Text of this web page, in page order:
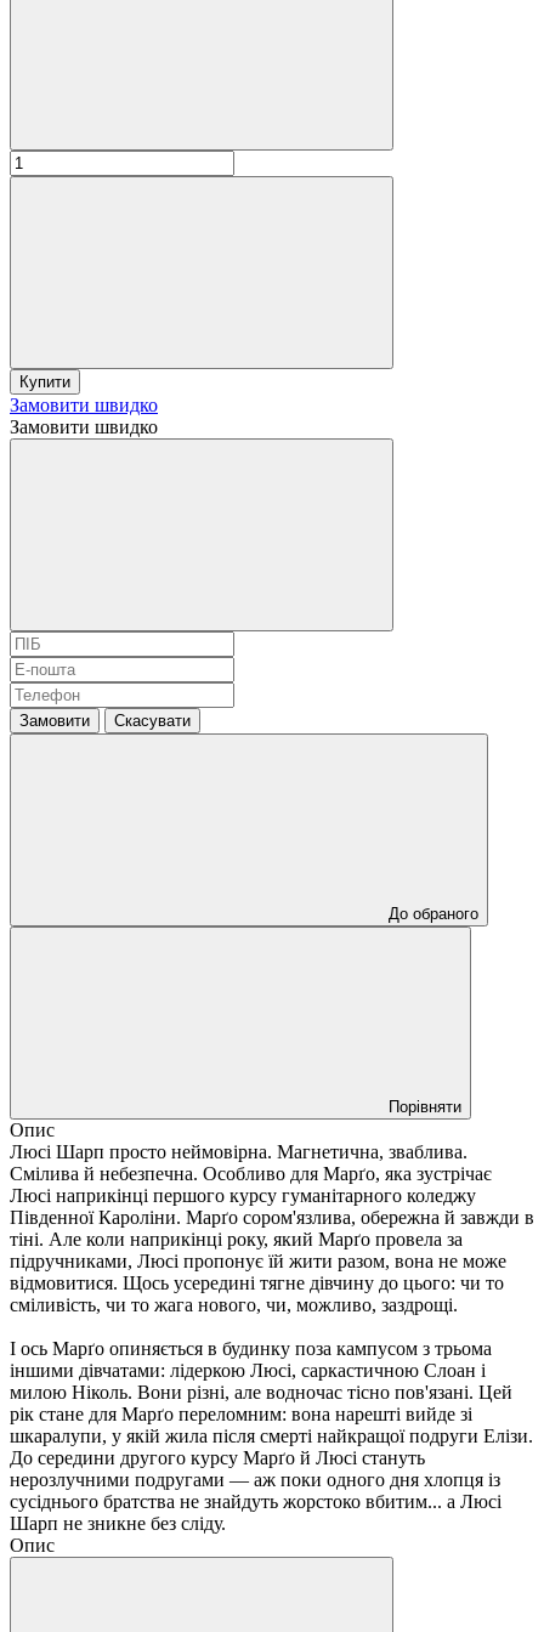
Купити
Замовити швидко
Замовити швидко
Замовити Скасувати
До обраного
Порівняти
Опис
Люсі Шарп просто неймовірна. Магнетична, зваблива.
Смілива й небезпечна. Особливо для Марґо, яка зустрічає
Люсі наприкінці першого курсу гуманітарного коледжу
Південної Кароліни. Марґо сором'язлива, обережна й завжди в
тіні. Але коли наприкінці року, який Марґо провела за
підручниками, Люсі пропонує їй жити разом, вона не може
відмовитися. Щось усередині тягне дівчину до цього: чи то
сміливість, чи то жага нового, чи, можливо, заздрощі.
І ось Марґо опиняється в будинку поза кампусом з трьома
іншими дівчатами: лідеркою Люсі, саркастичною Слоан і
милою Ніколь. Вони різні, але водночас тісно пов'язані. Цей
рік стане для Марґо переломним: вона нарешті вийде зі
шкаралупи, у якій жила після смерті найкращої подруги Елізи.
До середини другого курсу Марґо й Люсі стануть
нерозлучними подругами — аж поки одного дня хлопця із
сусіднього братства не знайдуть жорстоко вбитим... а Люсі
Шарп не зникне без сліду.
Опис